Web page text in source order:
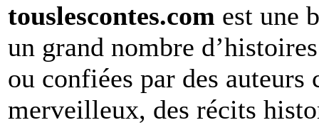
touslescontes.com est une
un grand nombre
ou confiées par des
merveilleux, des récits